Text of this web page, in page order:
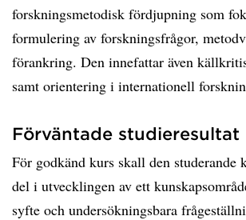
forskningsmetodisk fördjupning som
formulering av forskningsfrågor,
förankring. Den innefattar även
samt orientering i internationell
Förväntade studieresultat
För godkänd kurs skall den studerande
del i utvecklingen av ett
syfte och undersökningsbara